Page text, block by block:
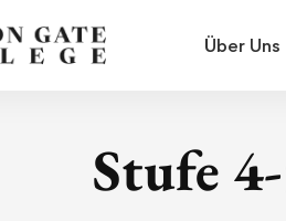
Über Uns
Stufe